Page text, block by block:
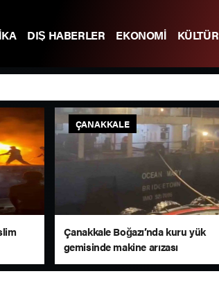
DIŞ HABERLER EKONOMİ KÜLTÜR
ÇANAKKALE
Çanakkale Boğazı’nda kuru yük
gemisinde makine arızası